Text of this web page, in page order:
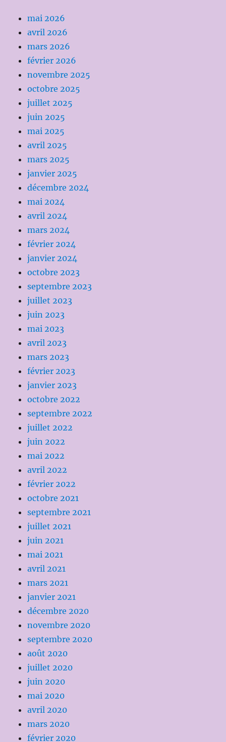
mai 2026
avril 2026
mars 2026
février 2026
novembre 2025
octobre 2025
juillet 2025
juin 2025
mai 2025
avril 2025
mars 2025
janvier 2025
décembre 2024
mai 2024
avril 2024
mars 2024
février 2024
janvier 2024
octobre 2023
septembre 2023
juillet 2023
juin 2023
mai 2023
avril 2023
mars 2023
février 2023
janvier 2023
octobre 2022
septembre 2022
juillet 2022
juin 2022
mai 2022
avril 2022
février 2022
octobre 2021
septembre 2021
juillet 2021
juin 2021
mai 2021
avril 2021
mars 2021
janvier 2021
décembre 2020
novembre 2020
septembre 2020
août 2020
juillet 2020
juin 2020
mai 2020
avril 2020
mars 2020
février 2020